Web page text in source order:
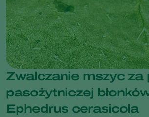
Zwalczanie mszyc za
pasożytniczej
Ephedrus cerasicola